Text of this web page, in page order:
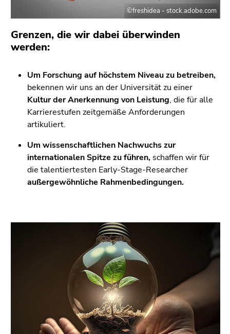
Grenzen, die wir dabei überwinden
werden:
Um Forschung auf höchstem Niveau zu betreiben,
bekennen wir uns an der Universität zu einer
Kultur der Anerkennung von Leistung, die für alle
Karrierestufen zeitgemäße Anforderungen
artikuliert.
Um wissenschaftlichen Nachwuchs zur
internationalen Spitze zu führen, schaffen wir für
die talentiertesten Early-Stage-Researcher
außergewöhnliche Rahmenbedingungen.
©freshidea - stock.adobe.com